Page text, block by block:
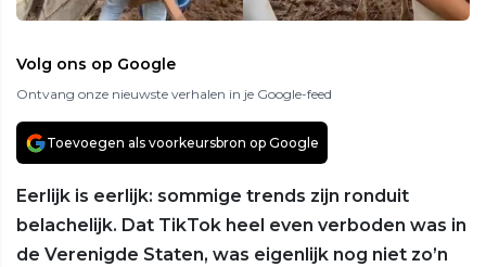
Volg ons op Google
Ontvang onze nieuwste verhalen in je Google-feed
Toevoegen als voorkeursbron op Google
Eerlijk is eerlijk: sommige trends zijn ronduit
belachelijk. Dat TikTok heel even verboden was in
de Verenigde Staten, was eigenlijk nog niet zo’n